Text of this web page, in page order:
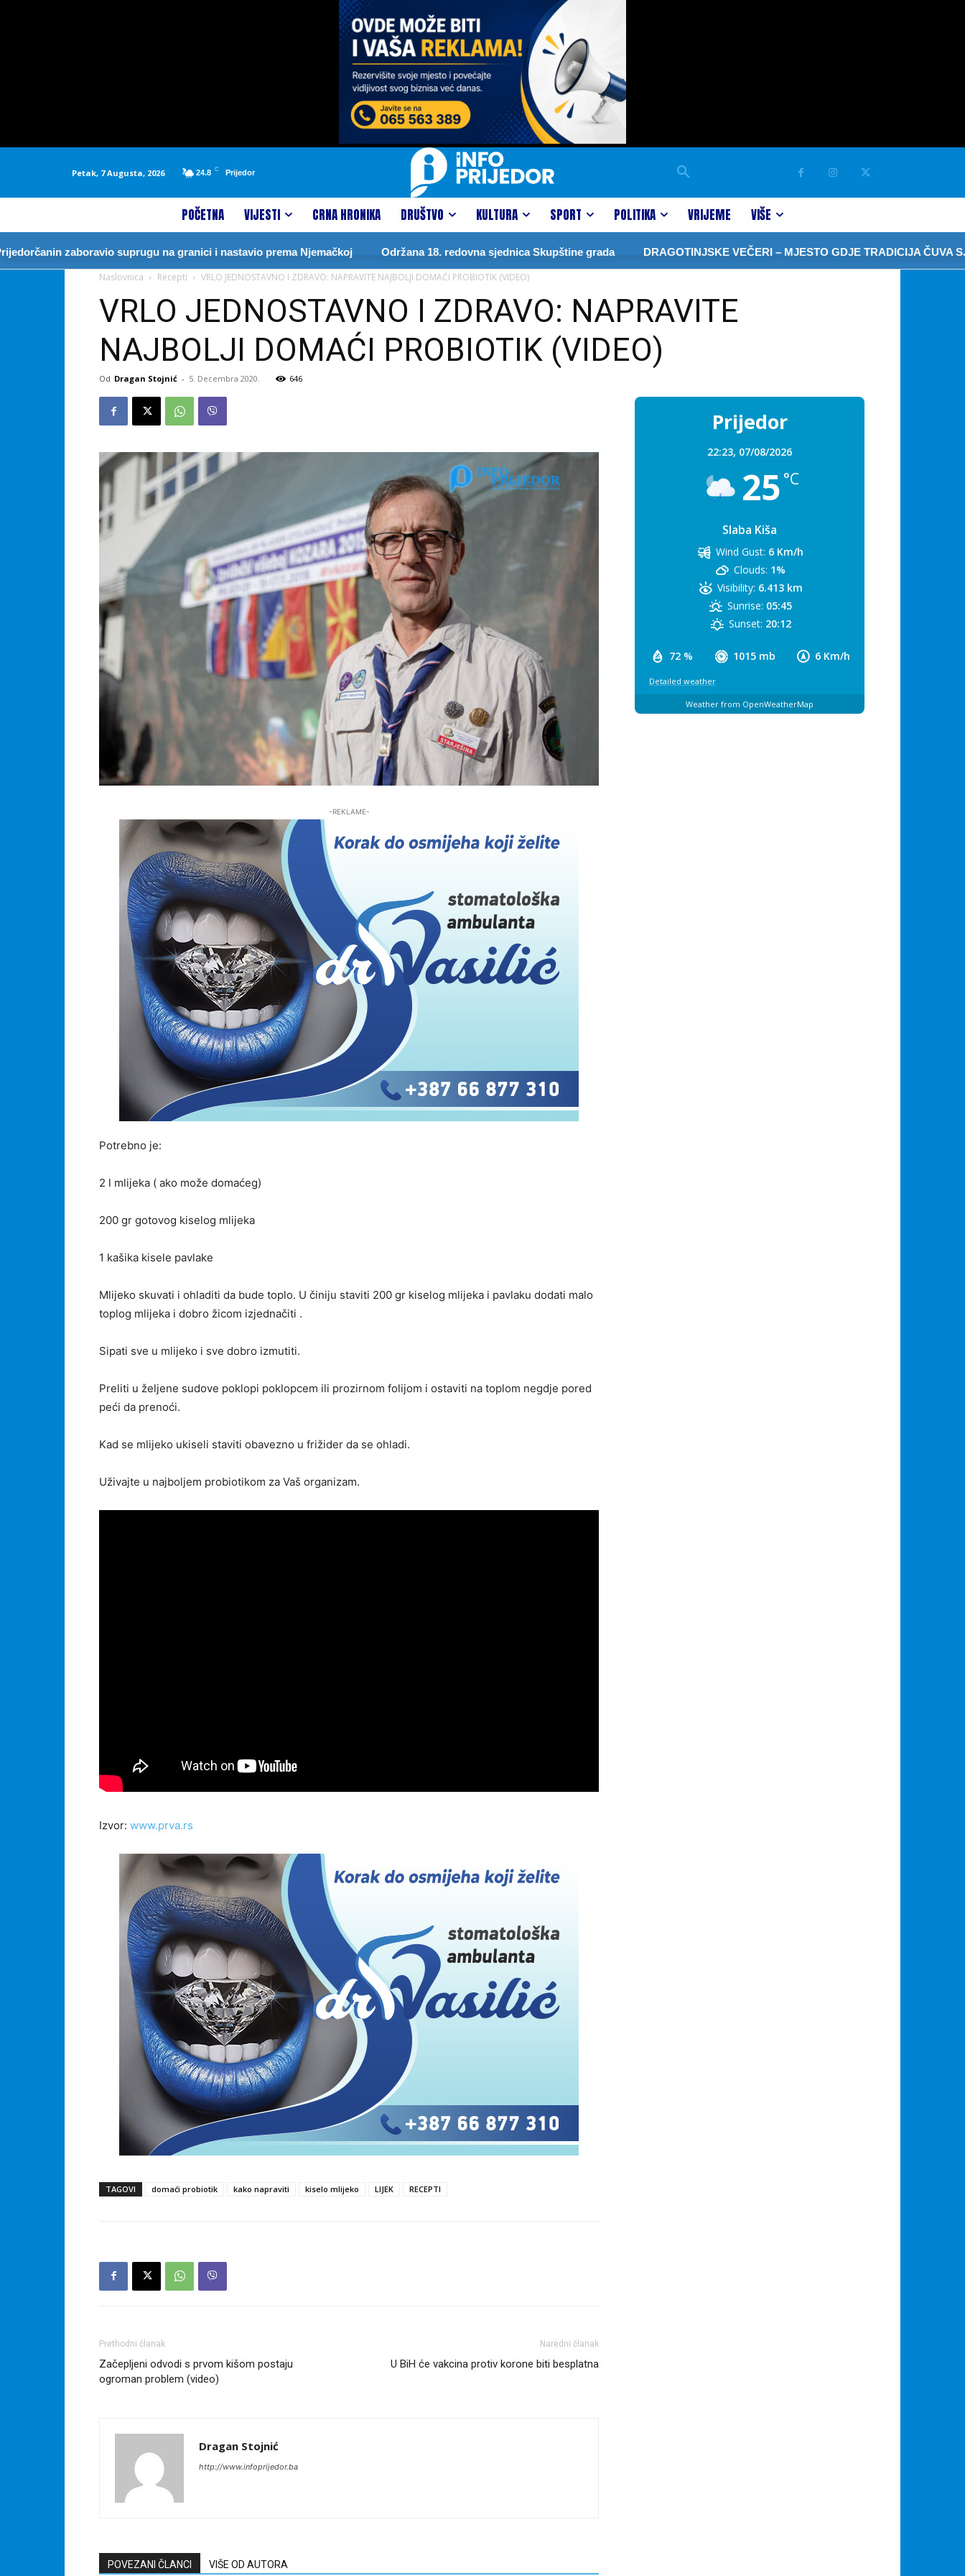
Petak, 7 Augusta, 2026 24.8 C Prijedor
POČETNA VIJESTI CRNA HRONIKA DRUŠTVO KULTURA SPORT POLITIKA VRIJEME VIŠE
zaboravio suprugu na granici i nastavio prema Njemačkoj Održana 18. redovna sjednica Skupštine grada DRAGOTINJSKE VEČERI – MJESTO GDJE TRADICIJA ČUVA SJEĆANJE
Naslovnica Recepti VRLO JEDNOSTAVNO I ZDRAVO: NAPRAVITE NAJBOLJI DOMAĆI PROBIOTIK (VIDEO)
VRLO JEDNOSTAVNO I ZDRAVO: NAPRAVITE
NAJBOLJI DOMAĆI PROBIOTIK (VIDEO)
Od Dragan Stojnić - 5. Decembra 2020. 646
-REKLAME-
Potrebno je:
2 l mlijeka ( ako može domaćeg)
200 gr gotovog kiselog mlijeka
1 kašika kisele pavlake
Mlijeko skuvati i ohladiti da bude toplo. U činiju staviti 200 gr kiselog mlijeka i pavlaku dodati malo
toplog mlijeka i dobro žicom izjednačiti .
Sipati sve u mlijeko i sve dobro izmutiti.
Preliti u željene sudove poklopi poklopcem ili prozirnom folijom i ostaviti na toplom negdje pored
peći da prenoći.
Kad se mlijeko ukiseli staviti obavezno u frižider da se ohladi.
Uživajte u najboljem probiotikom za Vaš organizam.
Izvor: www.prva.rs
TAGOVI domaći probiotik kako napraviti kiselo mlijeko LIJEK RECEPTI
Prethodni članak
Začepljeni odvodi s prvom kišom postaju
ogroman problem (video)
Naredni članak
U BiH će vakcina protiv korone biti besplatna
Dragan Stojnić
http://www.infoprijedor.ba
POVEZANI ČLANCI VIŠE OD AUTORA
Prijedor
22:23, 07/08/2026
25 °C
Slaba Kiša
72 % 1015 mb 6 Km/h
Wind Gust: 6 Km/h
Clouds: 1%
Visibility: 6.413 km
Sunrise: 05:45
Sunset: 20:12
Detailed weather
Weather from OpenWeatherMap